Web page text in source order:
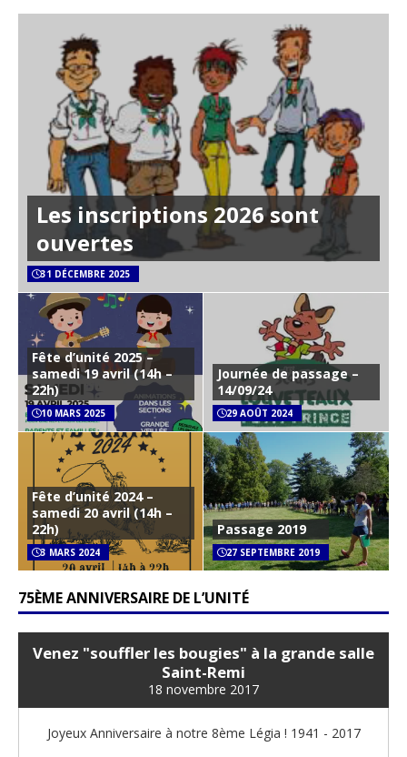
Les inscriptions 2026 sont
ouvertes
31 DÉCEMBRE 2025
Fête d’unité 2025 –
samedi 19 avril (14h –
22h)
10 MARS 2025
Journée de passage –
14/09/24
29 AOÛT 2024
Fête d’unité 2024 –
samedi 20 avril (14h –
22h)
3 MARS 2024
Passage 2019
27 SEPTEMBRE 2019
75ÈME ANNIVERSAIRE DE L’UNITÉ
Venez "souffler les bougies" à la grande salle
Saint-Remi
18 novembre 2017
Joyeux Anniversaire à notre 8ème Légia ! 1941 - 2017